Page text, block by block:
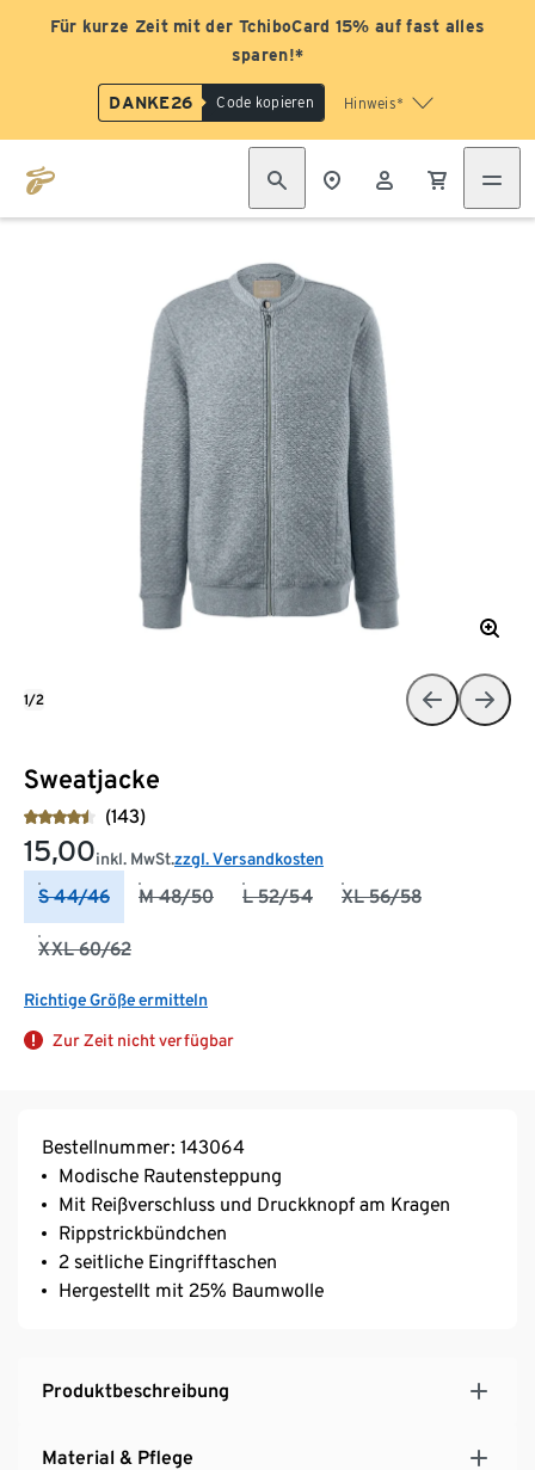
Für kurze Zeit mit der TchiboCard 15% auf fast alles
sparen!*
DANKE26 Code kopieren Hinweis*
Sweatjacke
(143)
15,00inkl. MwSt.zzgl. Versandkosten
S 44/46 M 48/50 L 52/54 XL 56/58
XXL 60/62
Richtige Größe ermitteln
Zur Zeit nicht verfügbar
1/2
Bestellnummer: 143064
Modische Rautensteppung
Mit Reißverschluss und Druckknopf am Kragen
Rippstrickbündchen
2 seitliche Eingrifftaschen
Hergestellt mit 25% Baumwolle
Produktbeschreibung
Material & Pflege